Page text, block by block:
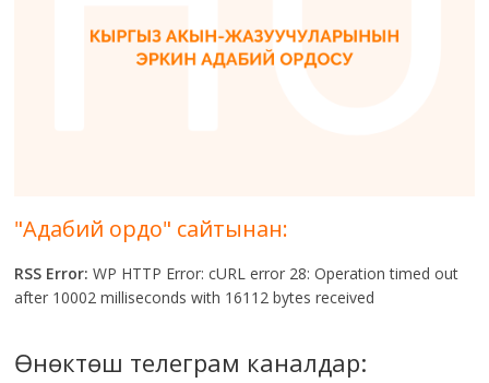
"Адабий ордо" сайтынан:
RSS Error: WP HTTP Error: cURL error 28: Operation timed out
after 10002 milliseconds with 16112 bytes received
Өнөктөш телеграм каналдар: